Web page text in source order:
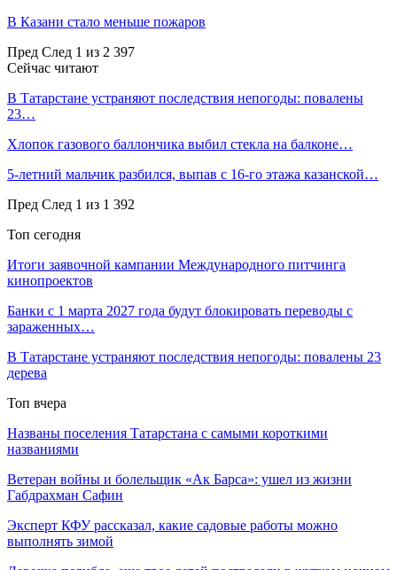
В Казани стало меньше пожаров
Пред След 1 из 2 397
Сейчас читают
В Татарстане устраняют последствия непогоды: повалены
23…
Хлопок газового баллончика выбил стекла на балконе…
5-летний мальчик разбился, выпав с 16-го этажа казанской…
Пред След 1 из 1 392
Топ сегодня
Итоги заявочной кампании Международного питчинга
кинопроектов
Банки с 1 марта 2027 года будут блокировать переводы с
зараженных…
В Татарстане устраняют последствия непогоды: повалены 23
дерева
Топ вчера
Названы поселения Татарстана с самыми короткими
названиями
Ветеран войны и болельщик «Ак Барса»: ушел из жизни
Габдрахман Сафин
Эксперт КФУ рассказал, какие садовые работы можно
выполнять зимой